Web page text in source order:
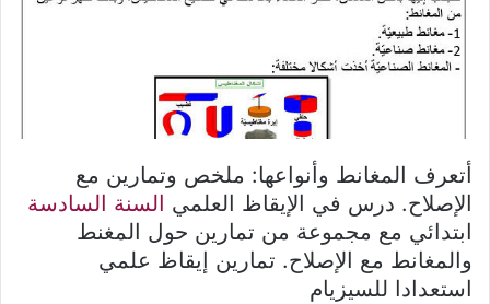
أتعرف المغانط وأنواعها: ملخص وتمارين مع
الإصلاح. درس في الإيقاظ العلمي السنة السادسة
ابتدائي مع مجموعة من تمارين حول المغنط
والمغانط مع الإصلاح. تمارين إيقاظ علمي
استعدادا للسيزيام